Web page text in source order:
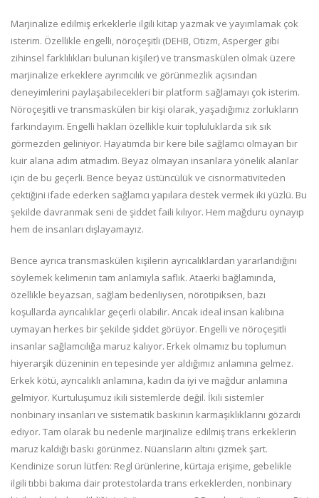
Marjinalize edilmiş erkeklerle ilgili kitap yazmak ve yayımlamak çok
isterim. Özellikle engelli, nöroçeşitli (DEHB, Otizm, Asperger gibi
zihinsel farklılıkları bulunan kişiler) ve transmaskülen olmak üzere
marjinalize erkeklere ayrımcılık ve görünmezlik açısından
deneyimlerini paylaşabilecekleri bir platform sağlamayı çok isterim.
Nöroçeşitli ve transmaskülen bir kişi olarak, yaşadığımız zorlukların
farkındayım. Engelli hakları özellikle kuir topluluklarda sık sık
görmezden geliniyor. Hayatımda bir kere bile sağlamcı olmayan bir
kuir alana adım atmadım. Beyaz olmayan insanlara yönelik alanlar
için de bu geçerli. Bence beyaz üstüncülük ve cisnormativiteden
çektiğini ifade ederken sağlamcı yapılara destek vermek iki yüzlü. Bu
şekilde davranmak seni de şiddet faili kılıyor. Hem mağduru oynayıp
hem de insanları dışlayamayız.
Bence ayrıca transmaskülen kişilerin ayrıcalıklardan yararlandığını
söylemek kelimenin tam anlamıyla saflık. Ataerki bağlamında,
özellikle beyazsan, sağlam bedenliysen, nörotipiksen, bazı
koşullarda ayrıcalıklar geçerli olabilir. Ancak ideal insan kalıbına
uymayan herkes bir şekilde şiddet görüyor. Engelli ve nöroçeşitli
insanlar sağlamcılığa maruz kalıyor. Erkek olmamız bu toplumun
hiyerarşik düzeninin en tepesinde yer aldığımız anlamına gelmez.
Erkek kötü, ayrıcalıklı anlamına, kadın da iyi ve mağdur anlamına
gelmiyor. Kurtuluşumuz ikili sistemlerde değil. İkili sistemler
nonbinary insanları ve sistematik baskının karmaşıklıklarını gözardı
ediyor. Tam olarak bu nedenle marjinalize edilmiş trans erkeklerin
maruz kaldığı baskı görünmez. Nüansların altını çizmek şart.
Kendinize sorun lütfen: Regl ürünlerine, kürtaja erişime, gebelikle
ilgili tıbbi bakıma dair protestolarda trans erkeklerden, nonbinary